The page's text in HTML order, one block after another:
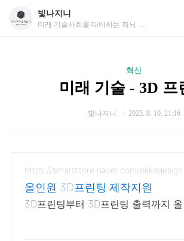
빛나지니
미래 기술사회를 대비하는 좌뇌 채우는 정보
혁신
미래 기술 - 3D 프
빛나지니 2023. 8. 10. 21:16
https://smartstore.naver.com/ekkadesign
올인원 3D프린팅 제작지원
3D프린팅부터 3D프린팅 출력까지